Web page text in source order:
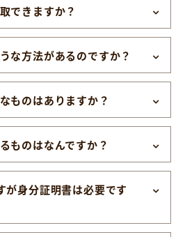
できますか？
な方法があるのですか？
ものはありますか？
ものはなんですか？
が身分証明書は必要です